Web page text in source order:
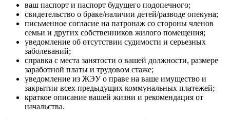
ваш паспорт и паспорт будущего подопечного;
свидетельство о браке/наличии детей/разводе опекуна;
письменное согласие на патронаж со стороны членов
семьи и других собственников жилого помещения;
уведомление об отсутствии судимости и серьезных
заболеваний;
справка с места занятости о вашей должности, размере
заработной платы и трудовом стаже;
уведомление из ЖЭУ о праве на ваше имущество и
закрытии всех предыдущих коммунальных платежей;
краткое описание вашей жизни и рекомендация от
начальства.